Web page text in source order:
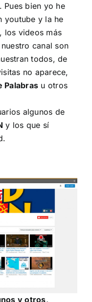
Pues bien yo he
youtube y la he
los videos más
canal son
todos, de
no aparece,
Palabras u otros
algunos de
y los que sí
y otros,